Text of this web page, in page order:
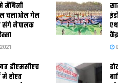
मैथि‍ली
चलाओल गेल
संगे नेपालक
डीएमसीएच
मे होएत